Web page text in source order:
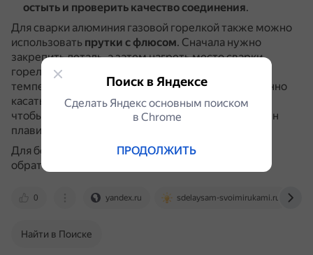
остыть и проверить качество соединения.
Для сварки алюминия газовой горелкой также можно
использовать прутки с флюсом. Сначала нужно
закрепить деталь, а затем нагреть место сварки
горелкой.
температуру около 500 градусов.Затем постепенно
касаться прутком алюминиевого профиля.Важно,
чтобы сам пруток не попадал под пламя, он должен
плавиться от касания к разогретой детали.
Для безопасной сварки алюминия рекомендуется
обратиться к специалисту.
0 yandex.ru sdelaysam-svoimirukami.ru
Найти в Поиске
Поиск в Яндексе
Сделать Яндекс основным поиском
в Сhrome
ПРОДОЛЖИТЬ